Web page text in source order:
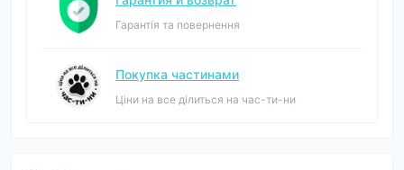
Гарантія та повернення
Покупка частинами
Ціни на все ділиться на час-ти-ни